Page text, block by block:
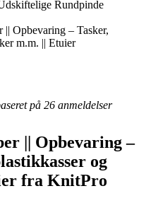
Rundpinde
Opbevaring – Tasker,
m.m. || Etuier
på 26 anmeldelser
|| Opbevaring –
og
fra KnitPro